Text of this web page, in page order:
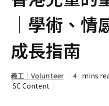
｜學術、情
成長指南
義工｜Volunteer 4 mins
SC Content